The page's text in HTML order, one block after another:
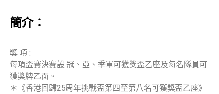
簡介：
獎 項 :
每項盃賽決賽設 冠、亞、季軍可獲獎盃乙座及每名隊員可
獲獎牌乙面。
＊《香港回歸25周年挑戰盃第四至第八名可獲獎盃乙座》